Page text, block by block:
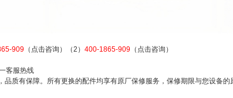
909 （点击咨询）（2） 400-1865-909 （点击咨询）
客服热线
品质有保障。所有更换的配件均享有原厂保修服务，保修期限与您设备